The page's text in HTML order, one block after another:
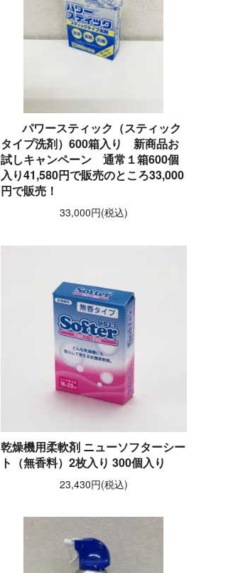
パワースティック（スティック
タイプ洗剤）600箱入り 新商品お
試しキャンペーン 通常１箱600個
入り41,580円で販売のところ33,000
円で販売！
33,000円(税込)
乾燥機用柔軟剤 ニューソフターシー
ト（無香料）2枚入り 300個入り
23,430円(税込)